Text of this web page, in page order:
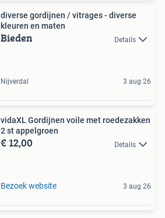
diverse gordijnen / vitrages - diverse
kleuren en maten
Bieden Details
Nijverdal 3 aug 26
vidaXL Gordijnen voile met roedezakken
2 st appelgroen
€ 12,00 Details
Bezoek website 3 aug 26